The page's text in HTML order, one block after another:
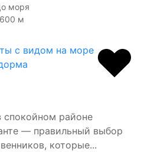
моря
600 м
с видом на море
спокойном районе
— правильный выбор
которые...